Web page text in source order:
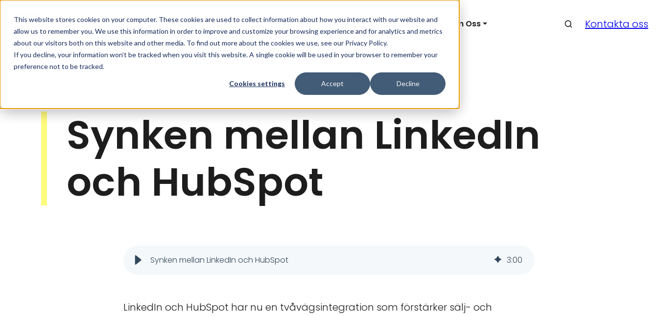
This website stores cookies on your computer. These cookies are used to collect information about how you interact with our website and
allow us to remember you. We use this information in order to improve and customize your browsing experience and for analytics and metrics
about our visitors both on this website and other media. To find out more about the cookies we use, see our Privacy Policy.
If you decline, your information won’t be tracked when you visit this website. A single cookie will be used in your browser to remember your
preference not to be tracked.
Cookies settings Accept Decline
HubSpot Affärslösningar Kundcase Insikter & Resurser Om Oss Sök & finn
Kontakta oss
Synken mellan LinkedIn
och HubSpot
Synken mellan LinkedIn och HubSpot 3:00
LinkedIn och HubSpot har nu en tvåvägsintegration som förstärker sälj- och